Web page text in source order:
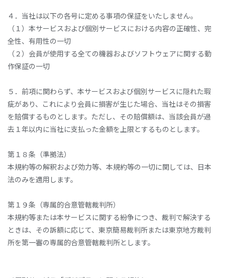
４．当社は以下の各号に定める事項の保証をいたしません。
（１）本サービスおよび個別サービスにおける内容の正確性、完
全性、有用性の一切
（２）会員が使用する全ての機器およびソフトウェアに関する動
作保証の一切
５．前項に関わらず、本サービスおよび個別サービスに隠れた瑕
疵があり、これにより会員に損害が生じた場合、当社はその損害
を賠償するものとします。ただし、その賠償額は、当該会員が過
去１年以内に当社に支払った金額を上限とするものとします。
第１８条（準拠法）
本規約等の解釈および効力等、本規約等の一切に関しては、日本
法のみを適用します。
第１９条（専属的合意管轄裁判所）
本規約等または本サービスに関する紛争につき、裁判で解決する
ときは、その訴額に応じて、東京簡易裁判所または東京地方裁判
所を第一審の専属的合意管轄裁判所とします。